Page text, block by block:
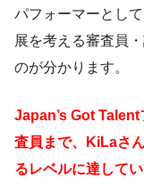
パフォーマーとし
展を考える審査員
のが分かります。
Japan’s Got
査員まで、KiLaさ
るレベルに達してい